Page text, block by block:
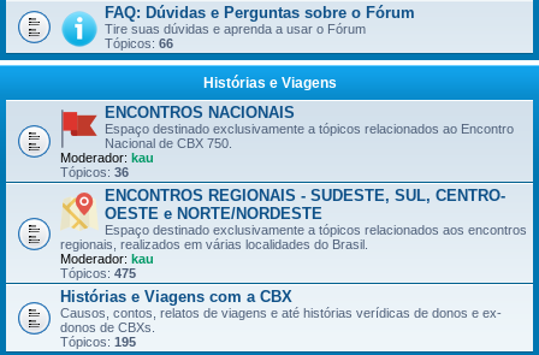
FAQ: Dúvidas e Perguntas sobre o Fórum
Tire suas dúvidas e aprenda a usar o Fórum
Tópicos: 66
Histórias e Viagens
ENCONTROS NACIONAIS
Espaço destinado exclusivamente a tópicos relacionados ao Encontro
Nacional de CBX 750.
Moderador: kau
Tópicos: 36
ENCONTROS REGIONAIS - SUDESTE, SUL, CENTRO-
OESTE e NORTE/NORDESTE
Espaço destinado exclusivamente a tópicos relacionados aos encontros
regionais, realizados em várias localidades do Brasil.
Moderador: kau
Tópicos: 475
Histórias e Viagens com a CBX
Causos, contos, relatos de viagens e até histórias verídicas de donos e ex-
donos de CBXs.
Tópicos: 195